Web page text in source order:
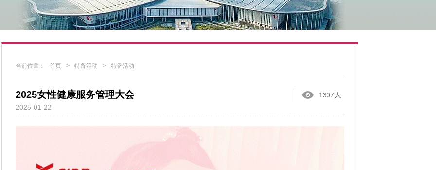
当前位置： 首页 > 特备活动 > 特备活动
1307人
2025女性健康服务管理大会
2025-01-22